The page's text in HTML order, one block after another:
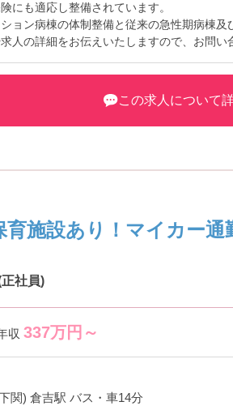
にも適応し整備されています。
ョン病棟の体制整備と従来の急性期病棟及
人の詳細をお伝えいたしますので、お問い
この求人について
育施設あり！マイカー
社員)
収 337万円～
関) 倉吉駅 バス・車14分